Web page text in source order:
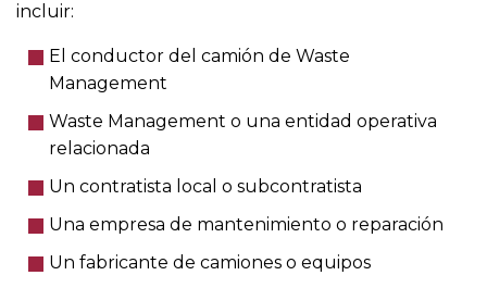
incluir:
El conductor del camión de Waste
Management
Waste Management o una entidad operativa
relacionada
Un contratista local o subcontratista
Una empresa de mantenimiento o reparación
Un fabricante de camiones o equipos